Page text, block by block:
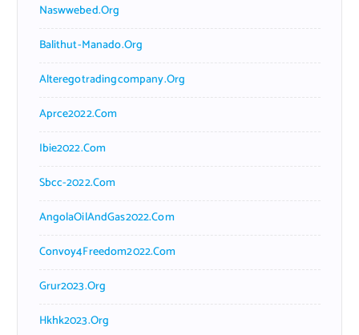
Naswwebed.org
Balithut-Manado.org
Alteregotradingcompany.org
Aprce2022.com
Ibie2022.com
Sbcc-2022.com
AngolaOilAndGas2022.com
Convoy4Freedom2022.com
Grur2023.org
Hkhk2023.org